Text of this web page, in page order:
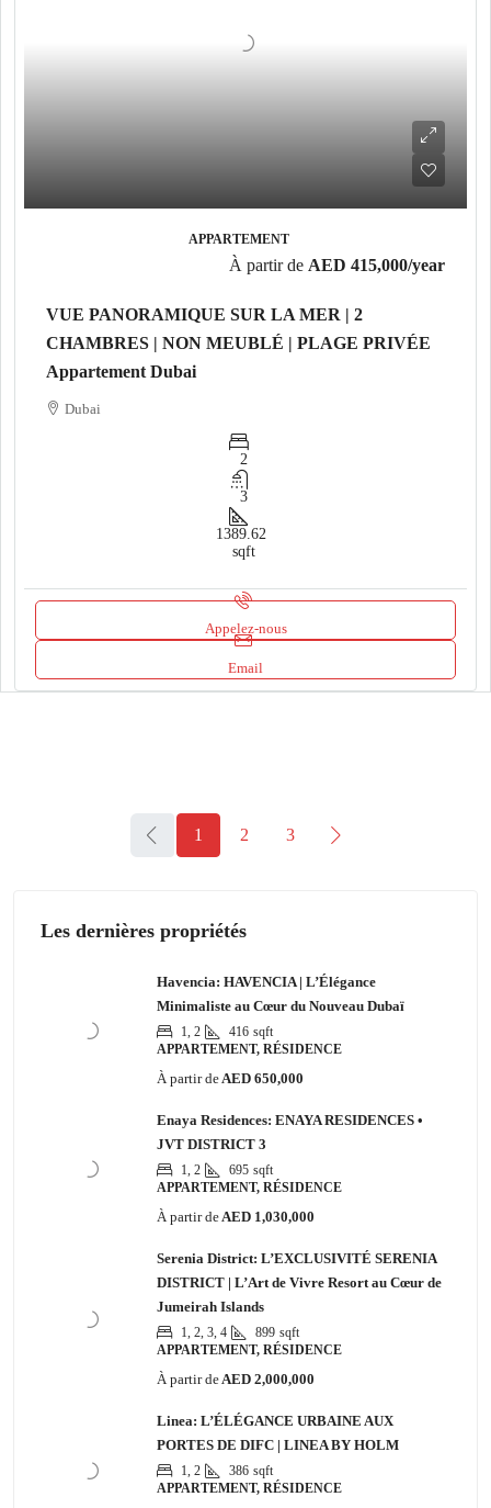
APPARTEMENT
À partir de AED 415,000/year
VUE PANORAMIQUE SUR LA MER | 2
CHAMBRES | NON MEUBLÉ | PLAGE PRIVÉE
Appartement Dubai
Dubai
2
3
1389.62
sqft
Appelez-nous
Email
1 2 3
Les dernières propriétés
Havencia: HAVENCIA | L’Élégance
Minimaliste au Cœur du Nouveau Dubaï
1, 2 416 sqft
APPARTEMENT, RÉSIDENCE
À partir deAED 650,000
Enaya Residences: ENAYA RESIDENCES •
JVT DISTRICT 3
1, 2 695 sqft
APPARTEMENT, RÉSIDENCE
À partir deAED 1,030,000
Serenia District: L’EXCLUSIVITÉ SERENIA
DISTRICT | L’Art de Vivre Resort au Cœur de
Jumeirah Islands
1, 2, 3, 4 899 sqft
APPARTEMENT, RÉSIDENCE
À partir deAED 2,000,000
Linea: L’ÉLÉGANCE URBAINE AUX
PORTES DE DIFC | LINEA BY HOLM
1, 2 386 sqft
APPARTEMENT, RÉSIDENCE